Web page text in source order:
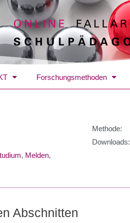
Forschungsmethoden
, Melden,
Methode:
Downloads:
Abschnitten